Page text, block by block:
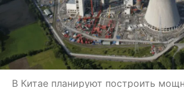
В Китае планируют построить